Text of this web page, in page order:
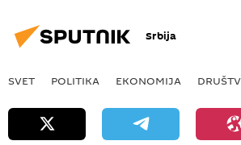
Dubrovnik 1991
posipanje pepelom
Srbija
SVET POLITIKA EKONOMIJA